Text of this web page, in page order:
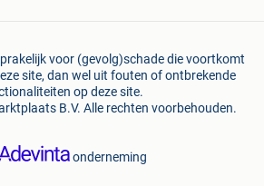
voor (gevolg)schade die voortkomt
site, dan wel uit fouten of ontbrekende
op deze site.
B.V. Alle rechten voorbehouden.
onderneming